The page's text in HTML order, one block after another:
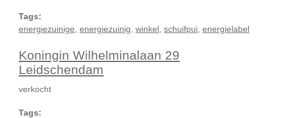
Tags:
energiezuinige energiezuinig winkel schuifpui energielabel
Koningin Wilhelminalaan 29
Leidschendam
verkocht
Tags: